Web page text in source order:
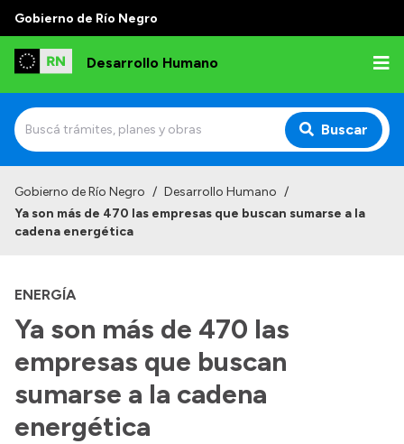
Gobierno de Río Negro
Desarrollo Humano
Buscar
Institucional
Autoridades
Delegaciones
Normativa
Transparencia
Gobierno de Río Negro / Desarrollo Humano /
Ya son más de 470 las empresas que buscan sumarse a la
cadena energética
ENERGÍA
Ya son más de 470 las
empresas que buscan
sumarse a la cadena
energética